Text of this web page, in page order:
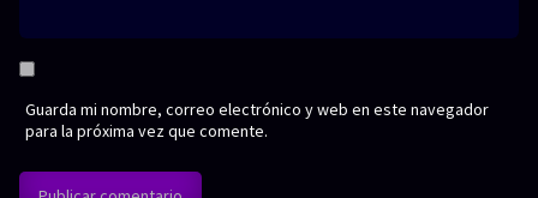
Guarda mi nombre, correo electrónico y web en este navegador
para la próxima vez que comente.